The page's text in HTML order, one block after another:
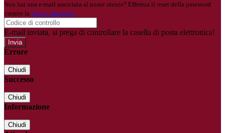
Non hai una e-mail associata al nome utente? Effettua il reset della password
tramite la Login Spaggiari
E-mail inviata, si prega di controllare la casella di posta elettronica!
Errore
Chiudi
Successo
Chiudi
Informazione
Chiudi